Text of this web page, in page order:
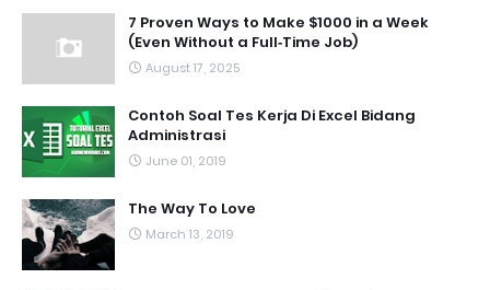
7 Proven Ways to Make $1000 in a Week
(Even Without a Full‑Time Job)
August 17, 2025
Contoh Soal Tes Kerja Di Excel Bidang
Administrasi
June 01, 2019
The Way To Love
March 13, 2019